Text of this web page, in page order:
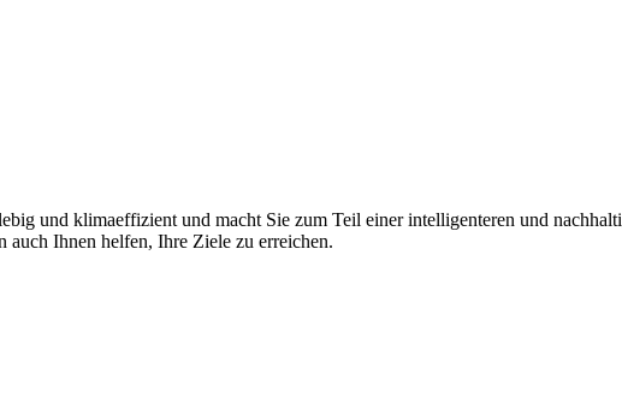
und klimaeffizient und macht Sie zum Teil einer intelligenteren und
Ihnen helfen, Ihre Ziele zu erreichen.